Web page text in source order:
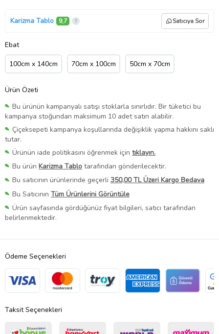
Karizma Tablo 9,7 Satıcıya Sor
Ebat
100cm x 140cm 70cm x 100cm 50cm x 70cm
Ürün Özeti
Bu ürünün kampanyalı satışı stoklarla sınırlıdır. Bir tüketici bu
kampanya stoğundan maksimum 10 adet satın alabilir.
Çiçeksepeti kampanya koşullarında değişiklik yapma hakkını saklı
tutar.
Ürünün iade politikasını öğrenmek için tıklayın.
Bu ürün Karizma Tablo tarafından gönderilecektir.
Bu satıcının ürünlerinde geçerli 350,00 TL Üzeri Kargo Bedava
Bu Satıcının Tüm Ürünlerini Görüntüle
Ürün sayfasında gördüğünüz fiyat bilgileri, satıcı tarafından
belirlenmektedir.
Ödeme Seçenekleri
Taksit Seçenekleri